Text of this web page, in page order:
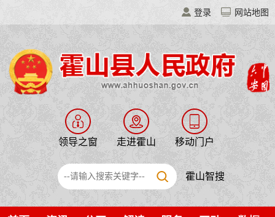
登录 网站地图
领导之窗 走进霍山 移动门户
霍山智搜